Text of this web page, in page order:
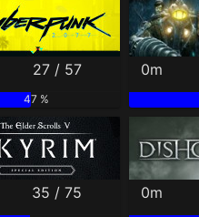
27 / 57
47 %
0m
35 / 75 0m